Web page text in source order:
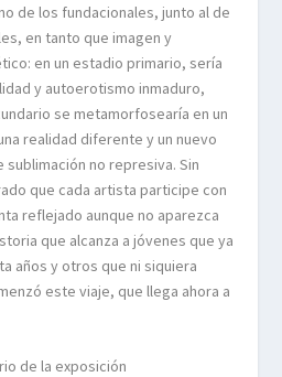
de los fundacionales, junto al de
en tanto que imagen y
en un estadio primario, sería
y autoerotismo inmaduro,
se metamorfosearía en un
realidad diferente y un nuevo
no represiva. Sin
que cada artista participe con
reflejado aunque no aparezca
que alcanza a jóvenes que ya
años y otros que ni siquiera
este viaje, que llega ahora a
de la exposición